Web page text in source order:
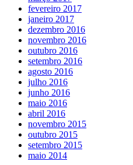
fevereiro 2017
janeiro 2017
dezembro 2016
novembro 2016
outubro 2016
setembro 2016
agosto 2016
julho 2016
junho 2016
maio 2016
abril 2016
novembro 2015
outubro 2015
setembro 2015
maio 2014